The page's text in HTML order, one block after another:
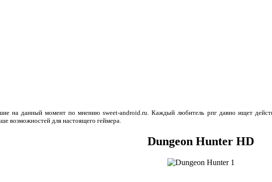
на данный момент по мнению sweet-android.ru. Каждый любитель рпг давно ищет
возможностей для настоящего геймера.
Dungeon Hunter HD